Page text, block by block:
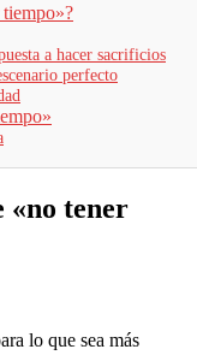
a hacer sacrificios
perfecto
«no tener
lo que sea más